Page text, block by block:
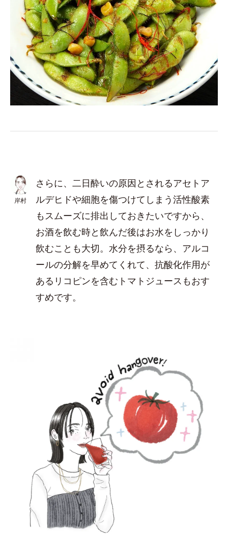
岸村
さらに、二日酔いの原因とされるアセトア
ルデヒドや細胞を傷つけてしまう活性酸素
もスムーズに排出しておきたいですから、
お酒を飲む時と飲んだ後はお水をしっかり
飲むことも大切。水分を摂るなら、アルコ
ールの分解を早めてくれて、抗酸化作用が
あるリコピンを含むトマトジュースもおす
すめです。